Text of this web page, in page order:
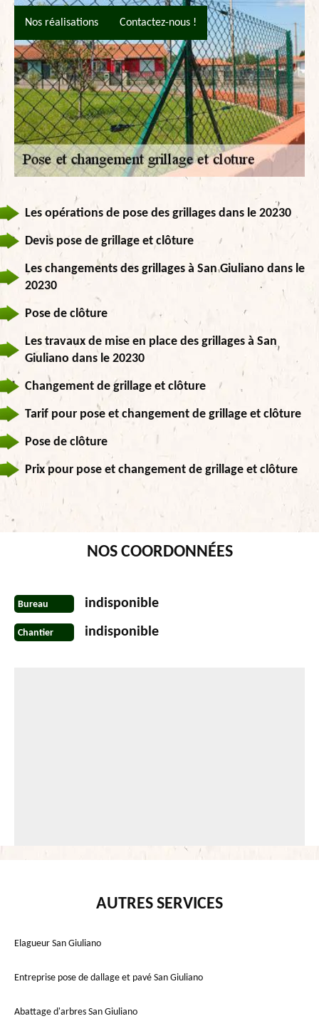
Nos réalisations Contactez-nous !
Les opérations de pose des grillages dans le 20230
Devis pose de grillage et clôture
Les changements des grillages à San Giuliano dans le
20230
Pose de clôture
Les travaux de mise en place des grillages à San
Giuliano dans le 20230
Changement de grillage et clôture
Tarif pour pose et changement de grillage et clôture
Pose de clôture
Prix pour pose et changement de grillage et clôture
NOS COORDONNÉES
Bureau indisponible
Chantier indisponible
AUTRES SERVICES
Elagueur San Giuliano
Entreprise pose de dallage et pavé San Giuliano
Abattage d'arbres San Giuliano